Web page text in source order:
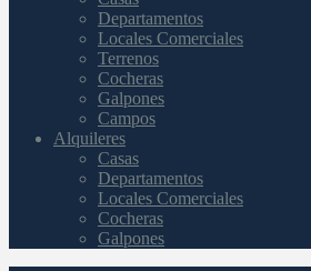
Departamentos
Locales Comerciales
Terrenos
Cocheras
Galpones
Campos
Alquileres
Casas
Departamentos
Locales Comerciales
Cocheras
Galpones